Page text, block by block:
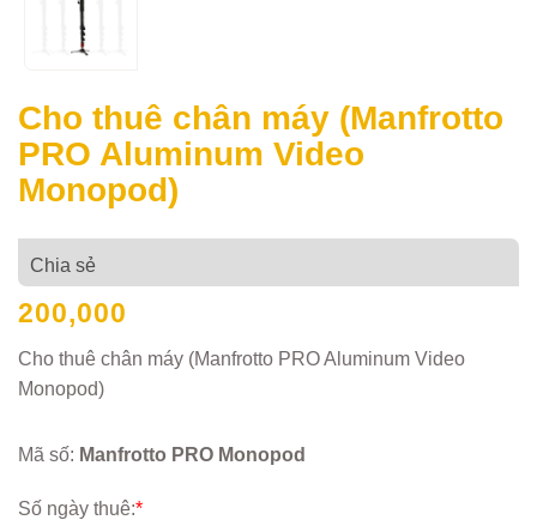
Cho thuê chân máy (Manfrotto
PRO Aluminum Video
Monopod)
Chia sẻ
200,000
Cho thuê chân máy (Manfrotto PRO Aluminum Video
Monopod)
Mã số: Manfrotto PRO Monopod
Số ngày thuê:*